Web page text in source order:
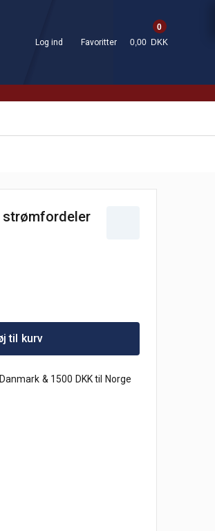
Log ind Favoritter
0
0,00 DKK
strømfordeler
til kurv
& 1500 DKK til Norge